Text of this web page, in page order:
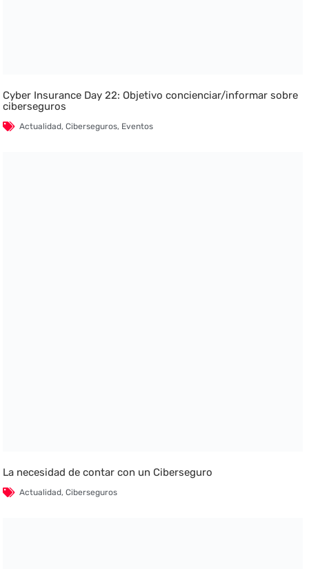
Cyber Insurance Day 22: Objetivo concienciar/informar sobre
ciberseguros
Actualidad,Ciberseguros, Eventos
La necesidad de contar con un Ciberseguro
Actualidad,Ciberseguros